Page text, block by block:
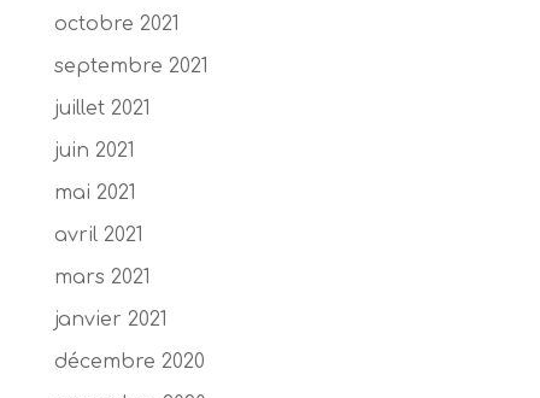
octobre 2021
septembre 2021
juillet 2021
juin 2021
mai 2021
avril 2021
mars 2021
janvier 2021
décembre 2020